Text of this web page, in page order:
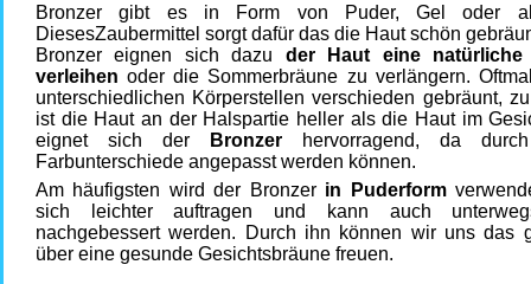
Bronzer gibt es in Form von Puder, Gel oder
DiesesZaubermittel sorgt dafür das die Haut schön
Bronzer eignen sich dazu der Haut eine natürliche
verleihen oder die Sommerbräune zu verlängern.
unterschiedlichen Körperstellen verschieden gebräunt,
ist die Haut an der Halspartie heller als die Haut im
eignet sich der Bronzer hervorragend, da
Farbunterschiede angepasst werden können.
Am häufigsten wird der Bronzerin Puderform
sich leichter auftragen und kann auch
nachgebessert werden. Durch ihn können wir uns das
über eine gesunde Gesichtsbräune freuen.